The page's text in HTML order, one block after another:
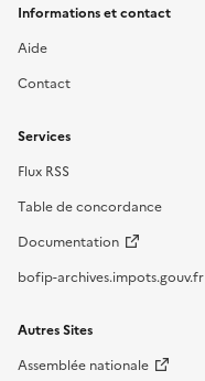
Informations et contact
Aide
Contact
Services
Flux RSS
Table de concordance
Documentation
bofip-archives.impots.gouv.fr
Autres Sites
Assemblée nationale